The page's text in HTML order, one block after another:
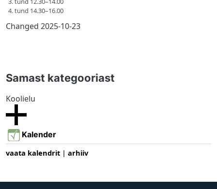
4. tund 14.30–16.00
Changed 2025-10-23
Samast kategooriast
Koolielu
Kalender
vaata kalendrit | arhiiv